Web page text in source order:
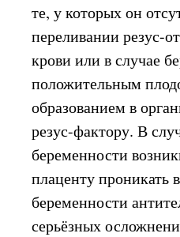
те, у которых он
переливании резус-
крови или в случае
положительным
образованием в
резус-фактору. В
беременности
плаценту проникать
беременности
серьёзных